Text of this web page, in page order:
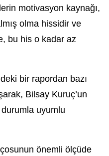
motivasyon kaynağı,
olma hissidir ve
bu his o kadar az
bir rapordan bazı
Bilsay Kuruç’un
uyumlu
önemli ölçüde